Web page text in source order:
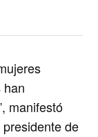
han
manifestó
de